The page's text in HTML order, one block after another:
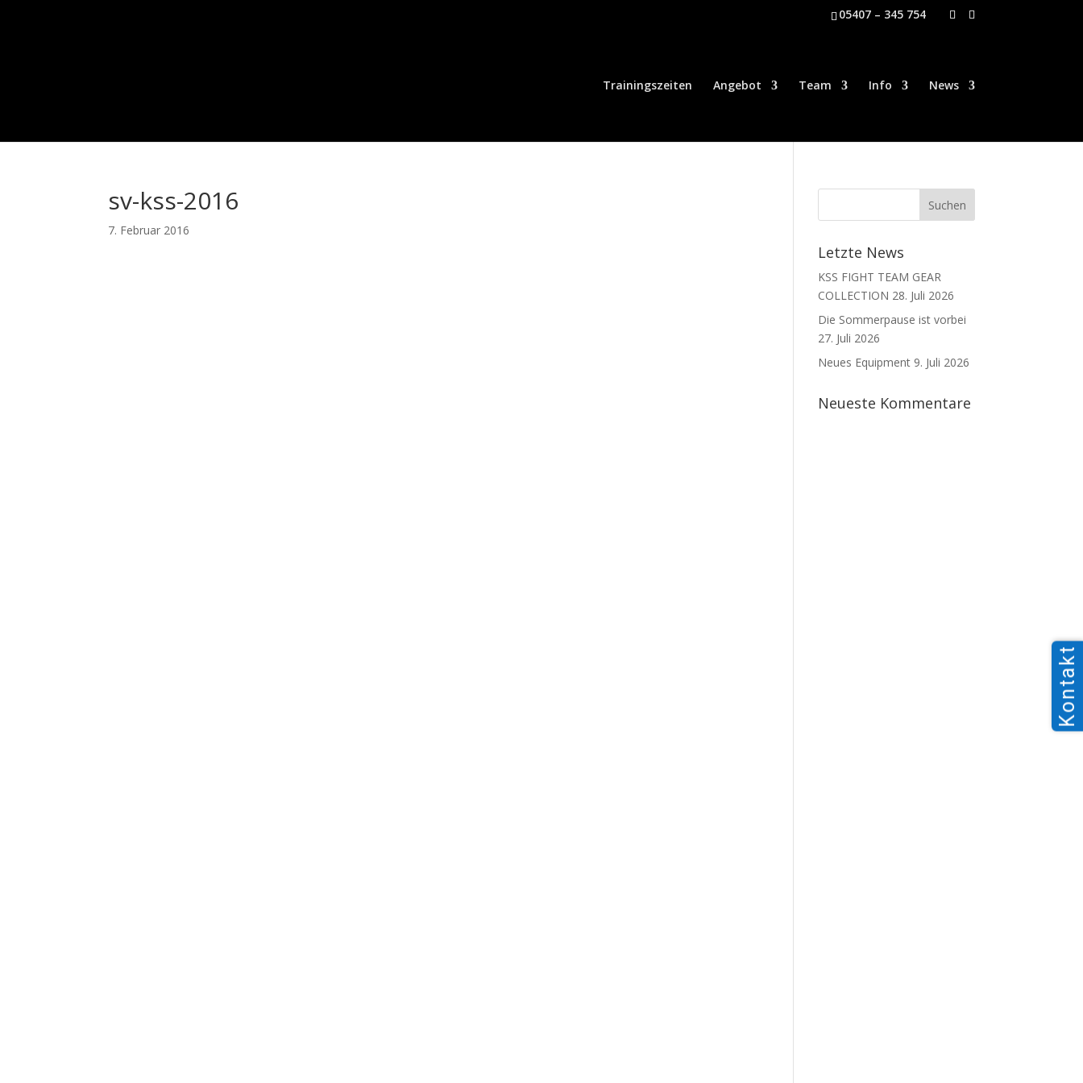
05407 – 345 754
Trainingszeiten Angebot Team Info News
sv-kss-2016
7. Februar 2016
Letzte News
KSS FIGHT TEAM GEAR
COLLECTION 28. Juli 2026
Die Sommerpause ist vorbei
27. Juli 2026
Neues Equipment 9. Juli 2026
Neueste Kommentare
Kontakt